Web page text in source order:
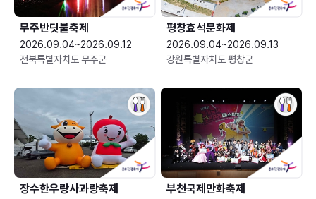
무주반딧불축제
2026.09.04~2026.09.12
전북특별자치도 무주군
평창효석문화제
2026.09.04~2026.09.13
강원특별자치도 평창군
장수한우랑사과랑축제 부천국제만화축제